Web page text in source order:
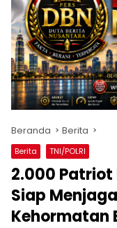
Beranda Berita
Berita TNI/POLRI
2.000 Patriot
Siap
Kehormatan